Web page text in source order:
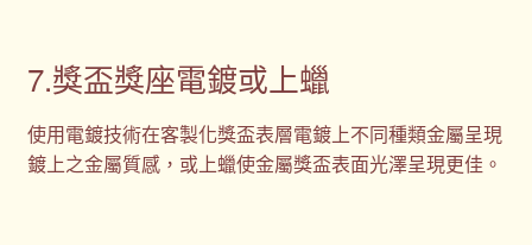
7.獎盃獎座電鍍或上蠟
使用電鍍技術在客製化獎盃表層電鍍上不同種類金屬呈現
鍍上之金屬質感，或上蠟使金屬獎盃表面光澤呈現更佳。